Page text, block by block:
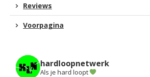
Reviews
Voorpagina
hardloopnetwerk
Als je hard loopt